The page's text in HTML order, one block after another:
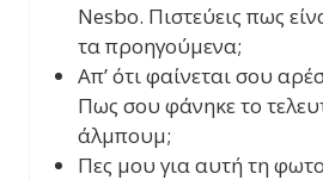
Nesbo. Πιστεύεις πως
τα προηγούμενα;
Απ’ ότι φαίνεται σου
Πως σου φάνηκε το
άλμπουμ;
Πες μου για αυτή τη